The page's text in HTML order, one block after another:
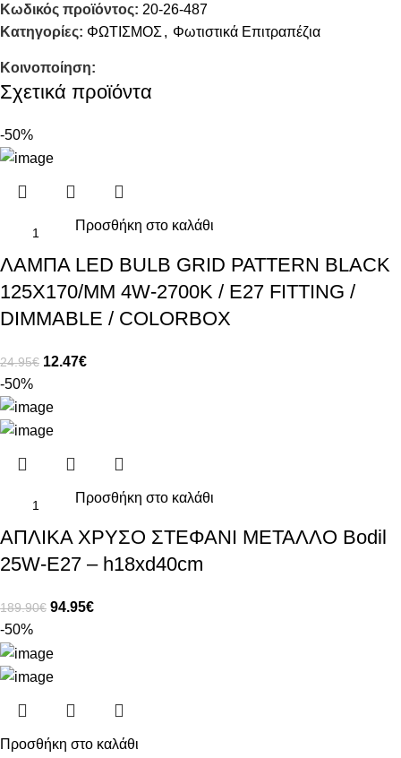
Κωδικός προϊόντος: 20-26-487
Κατηγορίες: ΦΩΤΙΣΜΟΣ , Φωτιστικά Επιτραπέζια
Κοινοποίηση:
Σχετικά προϊόντα
-50%
Προσθήκη στο καλάθι
ΛΑΜΠΑ LED BULB GRID PATTERN BLACK
125X170/MM 4W-2700K / E27 FITTING /
DIMMABLE / COLORBOX
24.95€ 12.47€
-50%
Προσθήκη στο καλάθι
ΑΠΛΙΚΑ ΧΡΥΣΟ ΣΤΕΦΑΝΙ ΜΕΤΑΛΛΟ Bodil
25W-E27 – h18xd40cm
189.90€ 94.95€
-50%
Προσθήκη στο καλάθι